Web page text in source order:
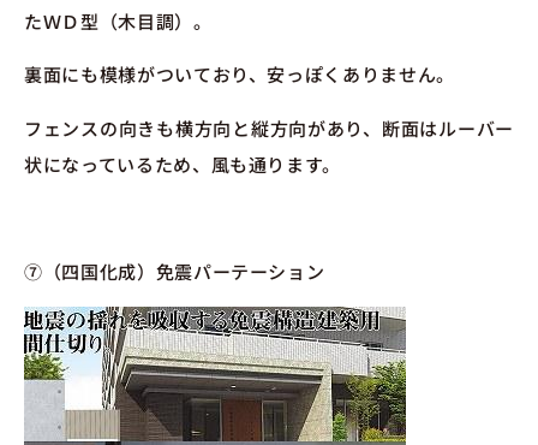
たＷＤ型（木目調）。
裏面にも模様がついており、安っぽくありません。
フェンスの向きも横方向と縦方向があり、断面はルーバー
状になっているため、風も通ります。
⑦（四国化成）免震パーテーション